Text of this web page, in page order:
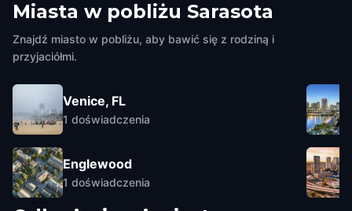
Miasta w pobliżu Sarasota
Znajdź miasto w pobliżu, aby bawić się z rodziną i
przyjaciółmi.
Venice, FL
1 doświadczenia
Englewood
1 doświadczenia